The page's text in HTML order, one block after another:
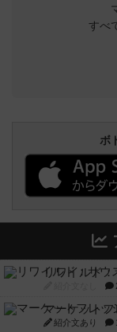
すべ
ボ
リワイルド
マーケットフ
紹介文あり